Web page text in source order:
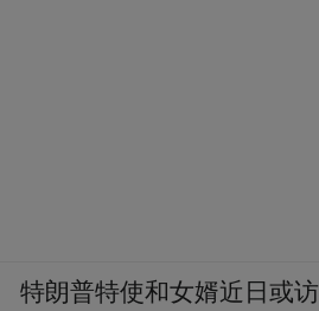
特朗普特使和女婿近日或访